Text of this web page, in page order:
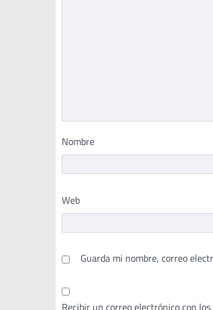
Nombre
Web
Guarda mi nombre, correo
Recibir un correo electrónico con